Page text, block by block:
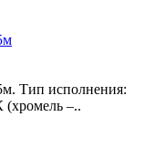
Тип исполнения:
(хромель –..